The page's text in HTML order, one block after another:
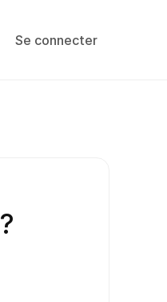
Se connecter
?